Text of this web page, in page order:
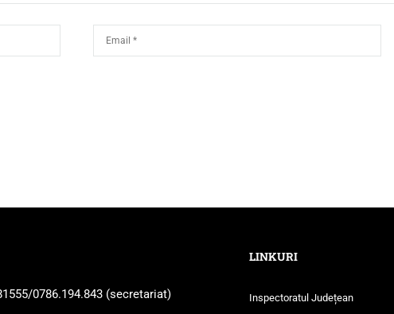
/0786.194.843 (secretariat)
LINKURI
Inspectoratul Județean